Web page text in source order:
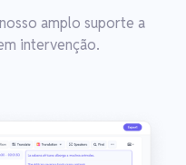
amplo suporte a
intervenção.